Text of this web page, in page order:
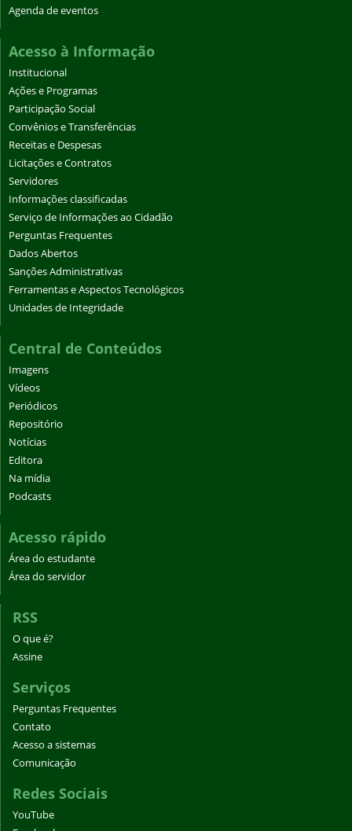
Agenda de eventos
Acesso à Informação
Institucional
Ações e Programas
Participação Social
Convênios e Transferências
Receitas e Despesas
Licitações e Contratos
Servidores
Informações classificadas
Serviço de Informações ao Cidadão
Perguntas Frequentes
Dados Abertos
Sanções Administrativas
Ferramentas e Aspectos Tecnológicos
Unidades de Integridade
Central de Conteúdos
Imagens
Vídeos
Periódicos
Repositório
Notícias
Editora
Na mídia
Podcasts
Acesso rápido
Área do estudante
Área do servidor
RSS
O que é?
Assine
Serviços
Perguntas Frequentes
Contato
Acesso a sistemas
Comunicação
Redes Sociais
YouTube